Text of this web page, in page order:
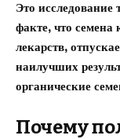
Это
факте, что семена
лекарств,
наилучших
органические
Почему